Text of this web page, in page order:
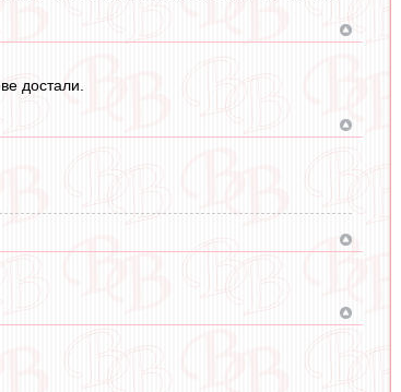
достали.